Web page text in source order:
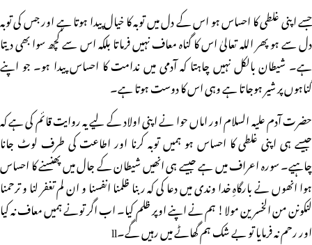
جسے اپنی غلطی کا احساس ہو اس کے دل میں توبہ کا خیال پیدا ہوتا ہے اور جس کی توبہ
دل سے ہو پھر اللہ تعالیٰ اس کا گناہ معاف نہیں فرماتا بلکہ اس سے کچھ سوا بھی دیتا
ہے۔ شیطان بالکل نہیں چاہتا کہ آدمی میں ندامت کا احساس پیدا ہو۔ جو اپنے
گناہوں پر شیر ہوجاتا ہے وہی اس کا دوست ہوتا ہے۔
حضرت آدم علیہ السلام اور اماں حوا نے اپنی اولاد کے لیے یہ روایت قائم کی ہے کہ
جیسے ہی اپنی غلطی کا احساس ہو ہمیں توبہ کرنا اور اطاعت کی طرف لوٹ جانا
چاہیے۔ سورہ اعراف میں ہے جیسے ہی انھیں شیطان کے جال میں پھنسنے کا احساس
ہوا انھوں نے بارگاہِ خدا وندی میں دعا کی کہ ربنا ظلمنا انفسنا و ان لم تغفر لنا و ترحمنا
لنکونن من الخسرین مولا! ہم نے اپنے اوپر ظلم کیا۔ اب اگر تونے ہمیں معاف نہ کیا
اور رحم نہ فرمایا تو بے شک ہم گھاٹے میں رہیں گے۔ll